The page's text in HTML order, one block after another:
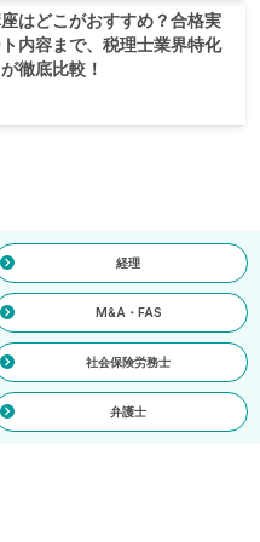
はどこがおすすめ？合格実
内容まで、税理士業界特化
徹底比較！
経理
M&A・FAS
社会保険労務士
弁護士